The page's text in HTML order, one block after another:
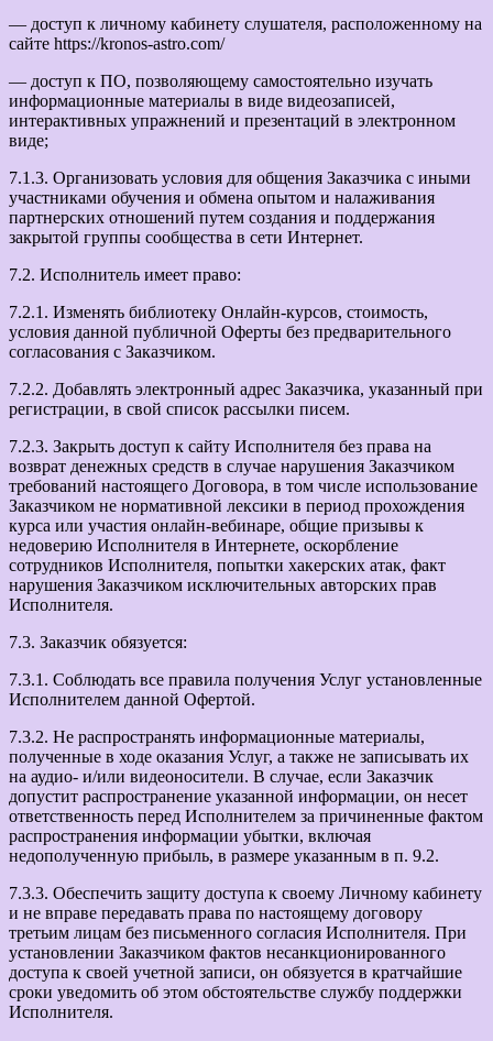
— доступ к личному кабинету слушателя, расположенному на
сайте https://kronos-astro.com/
— доступ к ПО, позволяющему самостоятельно изучать
информационные материалы в виде видеозаписей,
интерактивных упражнений и презентаций в электронном
виде;
7.1.3. Организовать условия для общения Заказчика с иными
участниками обучения и обмена опытом и налаживания
партнерских отношений путем создания и поддержания
закрытой группы сообщества в сети Интернет.
7.2. Исполнитель имеет право:
7.2.1. Изменять библиотеку Онлайн-курсов, стоимость,
условия данной публичной Оферты без предварительного
согласования с Заказчиком.
7.2.2. Добавлять электронный адрес Заказчика, указанный при
регистрации, в свой список рассылки писем.
7.2.3. Закрыть доступ к сайту Исполнителя без права на
возврат денежных средств в случае нарушения Заказчиком
требований настоящего Договора, в том числе использование
Заказчиком не нормативной лексики в период прохождения
курса или участия онлайн-вебинаре, общие призывы к
недоверию Исполнителя в Интернете, оскорбление
сотрудников Исполнителя, попытки хакерских атак, факт
нарушения Заказчиком исключительных авторских прав
Исполнителя.
7.3. Заказчик обязуется:
7.3.1. Соблюдать все правила получения Услуг установленные
Исполнителем данной Офертой.
7.3.2. Не распространять информационные материалы,
полученные в ходе оказания Услуг, а также не записывать их
на аудио- и/или видеоносители. В случае, если Заказчик
допустит распространение указанной информации, он несет
ответственность перед Исполнителем за причиненные фактом
распространения информации убытки, включая
недополученную прибыль, в размере указанным в п. 9.2.
7.3.3. Обеспечить защиту доступа к своему Личному кабинету
и не вправе передавать права по настоящему договору
третьим лицам без письменного согласия Исполнителя. При
установлении Заказчиком фактов несанкционированного
доступа к своей учетной записи, он обязуется в кратчайшие
сроки уведомить об этом обстоятельстве службу поддержки
Исполнителя.